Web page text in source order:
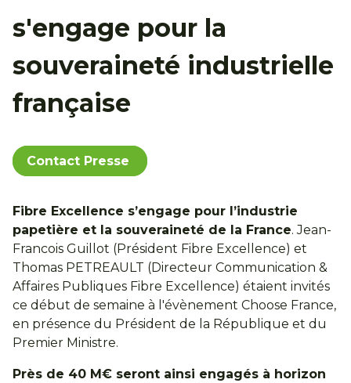
s'engage pour la
souveraineté industrielle
française
Contact Presse
Fibre Excellence s’engage pour l’industrie
papetière et la souveraineté de la France. Jean-
Francois Guillot (Président Fibre Excellence) et
Thomas PETREAULT (Directeur Communication &
Affaires Publiques Fibre Excellence) étaient invités
ce début de semaine à l'évènement Choose France,
en présence du Président de la République et du
Premier Ministre.
Près de 40 M€ seront ainsi engagés à horizon